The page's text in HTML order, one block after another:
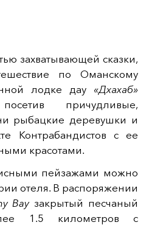
захватывающей сказки,
по Оманскому
лодке дау «Дхахаб»
причудливые,
рыбацкие деревушки и
Контрабандистов с ее
красотами.
пейзажами можно
отеля. В распоряжении
Bayзакрытый песчаный
1.5 километров с